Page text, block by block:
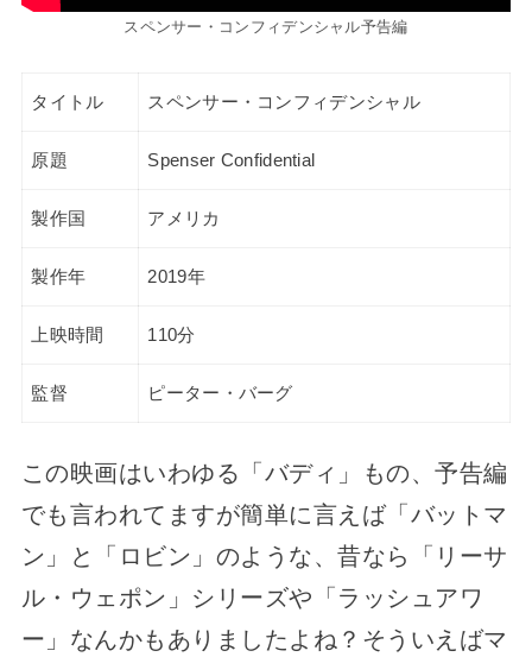
スペンサー・コンフィデンシャル予告編
タイトル スペンサー・コンフィデンシャル
原題 Spenser Confidential
製作国 アメリカ
製作年 2019年
上映時間 110分
監督 ピーター・バーグ
この映画はいわゆる「バディ」もの、予告編
でも言われてますが簡単に言えば「バットマ
ン」と「ロビン」のような、昔なら「リーサ
ル・ウェポン」シリーズや「ラッシュアワ
ー」なんかもありましたよね？そういえばマ